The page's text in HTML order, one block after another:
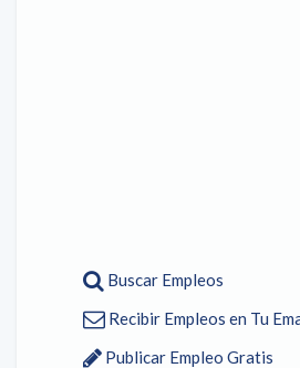
Buscar Empleos
Recibir Empleos en Tu
Publicar Empleo Gratis